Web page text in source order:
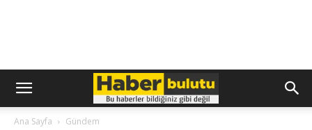
Ana Sayfa Gündem